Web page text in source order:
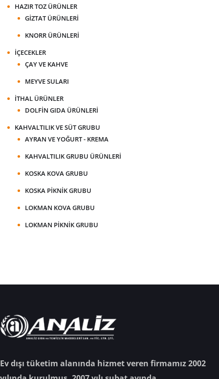
HAZIR TOZ ÜRÜNLER
GIZTAT ÜRÜNLERI
KNORR ÜRÜNLERI
İÇECEKLER
ÇAY VE KAHVE
MEYVE SULARI
İTHAL ÜRÜNLER
DOLFIN GIDA ÜRÜNLERI
KAHVALTILIK VE SÜT GRUBU
AYRAN VE YOĞURT - KREMA
KAHVALTILIK GRUBU ÜRÜNLERI
KOSKA KOVA GRUBU
KOSKA PIKNIK GRUBU
LOKMAN KOVA GRUBU
LOKMAN PIKNIK GRUBU
Ev dışı tüketim alanında hizmet veren firmamız 2002